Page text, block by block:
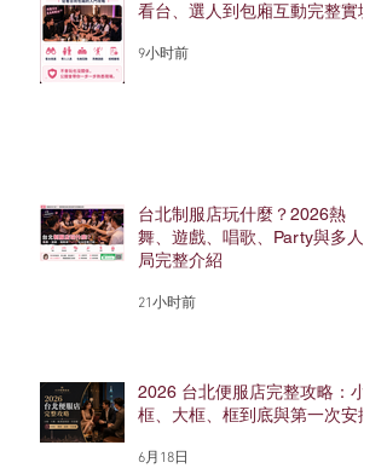
看台、選人到包廂互動完整實境
9小时前
台北制服店玩什麼？2026熱
舞、遊戲、唱歌、Party與多人
局完整介紹
21小时前
2026 台北便服店完整攻略：小
框、大框、框到底與第一次安排
6月18日